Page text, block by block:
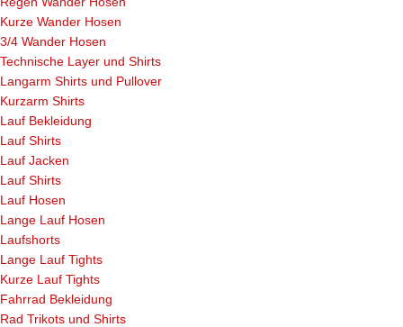
Kurze Wander Hosen
3/4 Wander Hosen
Technische Layer und Shirts
Langarm Shirts und Pullover
Kurzarm Shirts
Lauf Bekleidung
Lauf Shirts
Lauf Jacken
Lauf Shirts
Lauf Hosen
Lange Lauf Hosen
Laufshorts
Lange Lauf Tights
Kurze Lauf Tights
Fahrrad Bekleidung
Rad Trikots und Shirts